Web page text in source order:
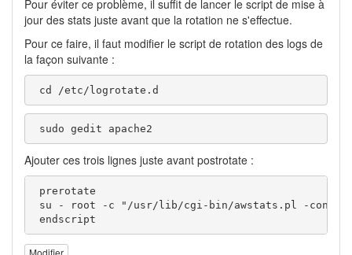
Pour éviter ce problème, il suffit de lancer le script de mise à
jour des stats juste avant que la rotation ne s'effectue.
Pour ce faire, il faut modifier le script de rotation des logs de
la façon suivante :
cd /etc/logrotate.d
sudo gedit apache2
Ajouter ces trois lignes juste avant postrotate :
prerotate
su - root -c "/usr/lib/cgi-bin/awstats.pl -
endscript
Modifier